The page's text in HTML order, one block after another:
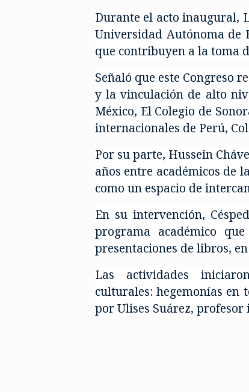
Durante el acto inaugural,
Universidad Autónoma
que contribuyen a la toma
Señaló que este Congreso
y la vinculación de alto
México, El Colegio de
internacionales de Perú,
Por su parte, Hussein
años entre académicos de
como un espacio de
En su intervención,
programa académico
presentaciones de libros,
Las actividades
culturales: hegemonías
por Ulises Suárez,